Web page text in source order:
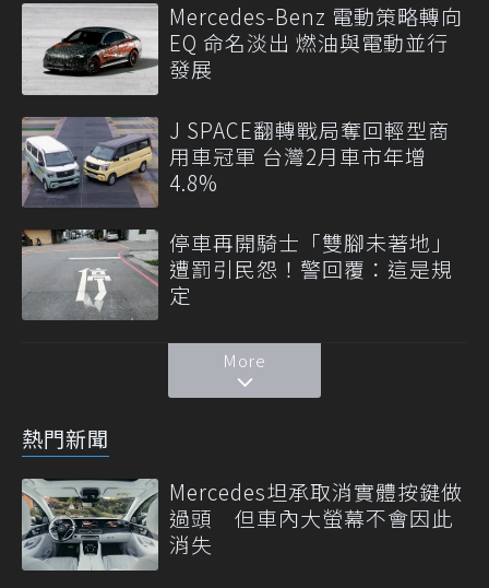
Mercedes-Benz 電動策略轉向
EQ 命名淡出 燃油與電動並行
發展
J SPACE翻轉戰局奪回輕型商
用車冠軍 台灣2月車市年增
4.8%
停車再開騎士「雙腳未著地」
遭罰引民怨！警回覆：這是規
定
More
熱門新聞
Mercedes坦承取消實體按鍵做
過頭 但車內大螢幕不會因此
消失